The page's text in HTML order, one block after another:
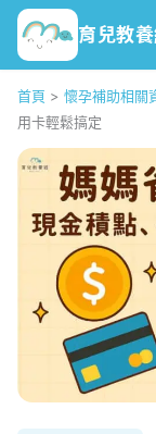
育兒教
首頁 > 懷孕補助相關
用卡輕鬆搞定